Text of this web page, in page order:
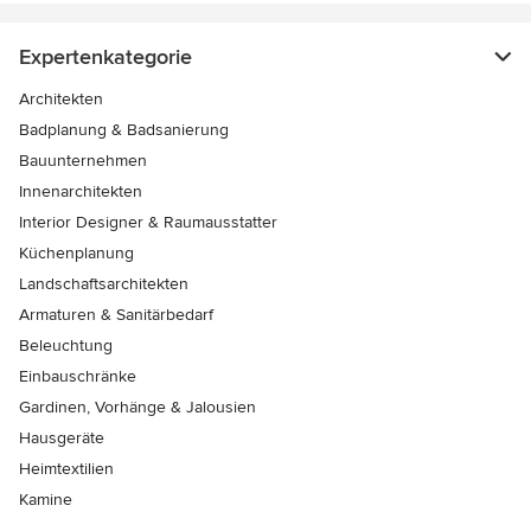
Expertenkategorie
Architekten
Badplanung & Badsanierung
Bauunternehmen
Innenarchitekten
Interior Designer & Raumausstatter
Küchenplanung
Landschaftsarchitekten
Armaturen & Sanitärbedarf
Beleuchtung
Einbauschränke
Gardinen, Vorhänge & Jalousien
Hausgeräte
Heimtextilien
Kamine